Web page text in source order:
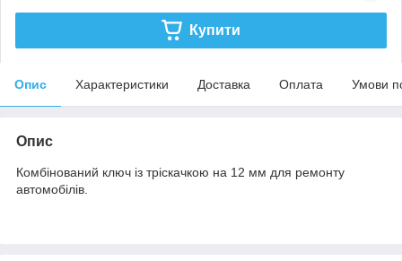
Купити
Опис Характеристики Доставка Оплата Умови
Опис
Комбінований ключ із тріскачкою на 12 мм для ремонту
автомобілів.